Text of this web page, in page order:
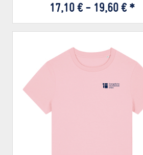
17,10 € - 19,60 € *